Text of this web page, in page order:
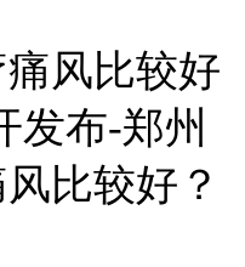
风比较好
发布-郑州
比较好？